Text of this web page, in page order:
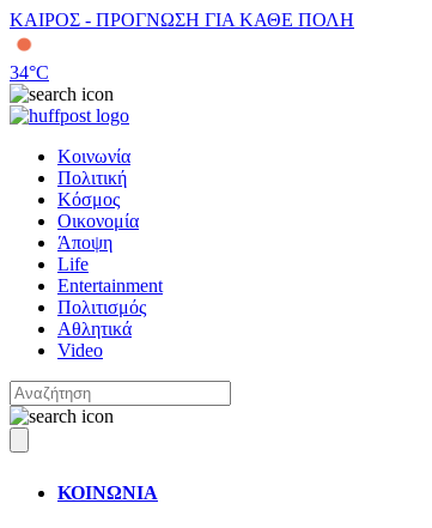
ΚΑΙΡΟΣ - ΠΡΟΓΝΩΣΗ ΓΙΑ ΚΑΘΕ ΠΟΛΗ
34°C
Κοινωνία
Πολιτική
Κόσμος
Οικονομία
Άποψη
Life
Entertainment
Πολιτισμός
Αθλητικά
Video
ΚΟΙΝΩΝΙΑ